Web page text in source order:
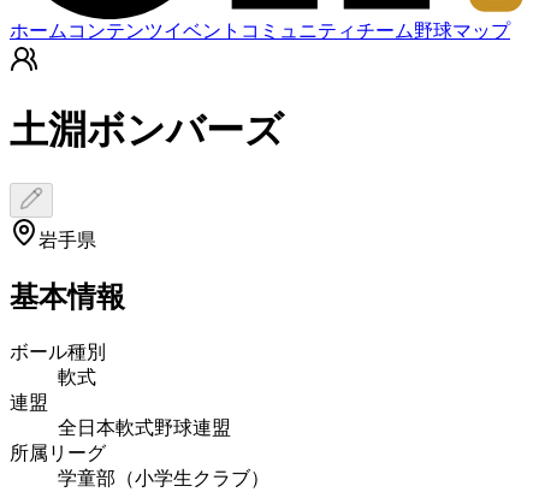
ホーム コンテンツイベント コミュニティチーム野球マップ
土淵ボンバーズ
岩手県
基本情報
ボール種別
軟式
連盟
全日本軟式野球連盟
所属リーグ
学童部（小学生クラブ）